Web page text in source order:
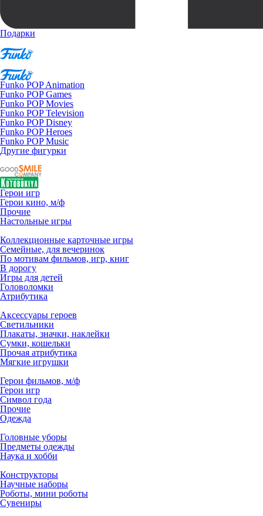
Подарки
Funko POP Animation
Funko POP Games
Funko POP Movies
Funko POP Television
Funko POP Disney
Funko POP Heroes
Funko POP Music
Другие фигурки
Герои игр
Герои кино, м/ф
Прочие
Настольные игры
Коллекционные карточные игры
Семейные, для вечеринок
По мотивам фильмов, игр, книг
В дорогу
Игры для детей
Головоломки
Атрибутика
Аксессуары героев
Светильники
Плакаты, значки, наклейки
Сумки, кошельки
Прочая атрибутика
Мягкие игрушки
Герои фильмов, м/ф
Герои игр
Символ года
Прочие
Одежда
Головные уборы
Предметы одежды
Наука и хобби
Конструкторы
Научные наборы
Роботы, мини роботы
Сувениры